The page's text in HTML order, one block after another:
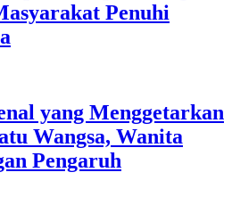
Penuhi
yang Menggetarkan
Wangsa, Wanita
Pengaruh